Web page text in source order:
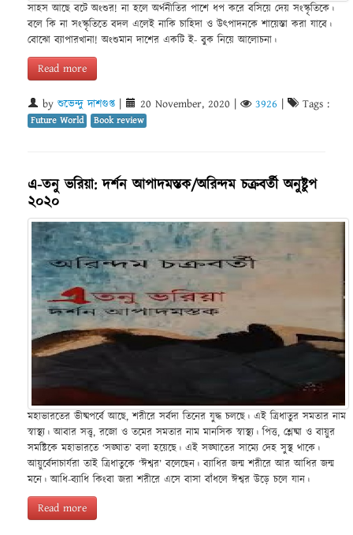
সাহস আছে বটে অংশুর! না হলে অর্থনীতির পাশে ধপ করে বসিয়ে দেয় সংস্কৃতিকে।
বলে কি না সংস্কৃতিতে বদল এলেই নাকি চাহিদা ও উৎপাদনকে শায়েস্তা করা যাবে।
বোঝো ব্যাপারখানা! অংশুমান দাশের একটি ই- বুক নিয়ে আলোচনা।
Read more
by শুভেন্দু দাশগুপ্ত 20 November, 2020 3926 Tags :
Future World Book review
এ-তনু ভরিয়া: দর্শন আপাদমস্তক/অরিন্দম চক্রবর্তী অনুষ্টুপ
২০২০
মহাভারতের ভীষ্মপর্বে আছে, শরীরে সর্বদা তিনের যুদ্ধ চলছে। এই ত্রিধাতুর সমতার নাম
স্বাস্থ্য। আবার সত্ত্ব, রজো ও তমের সমতার নাম মানসিক স্বাস্থ্য। পিত্ত, শ্লেষ্মা ও বায়ুর
সমষ্টিকে মহাভারতে ‘সঙ্ঘাত’ বলা হয়েছে। এই সঙ্ঘাতের সাম্যে দেহ সুস্থ থাকে।
আয়ুর্বেদাচার্যরা তাই ত্রিধাতুকে ‘ঈশ্বর’ বলেছেন। ব্যাধির জন্ম শরীরে আর আধির জন্ম
মনে। আধি-ব্যাধি কিংবা জরা শরীরে এসে বাসা বাঁধলে ঈশ্বর উড়ে চলে যান।
Read more